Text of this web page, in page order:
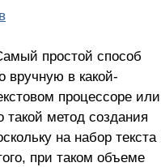
простой способ
вручную в какой-
процессоре или
такой метод создания
на набор текста
при таком объеме